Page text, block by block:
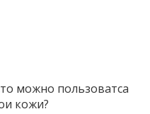
можно пользоватса
кожи?